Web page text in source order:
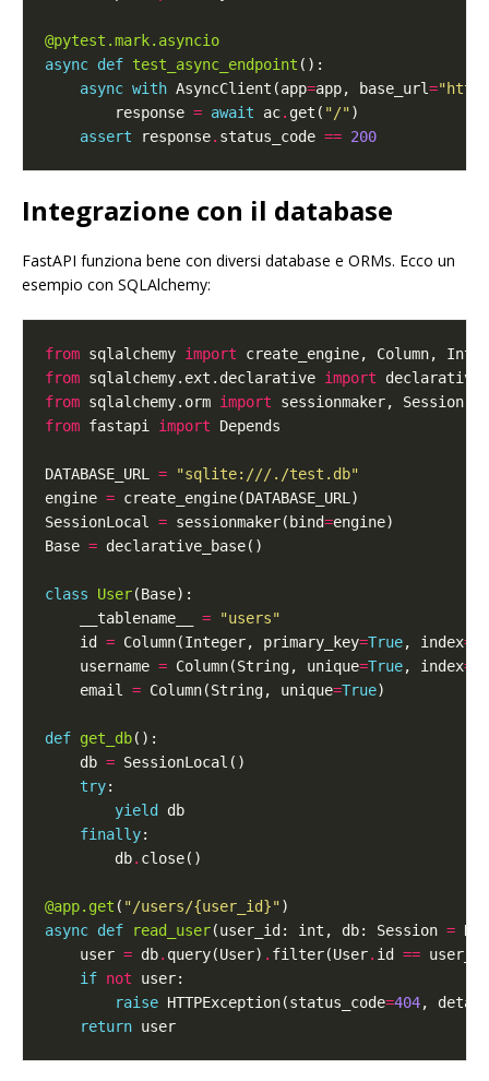
@pytest.mark.asyncio
async def test_async_endpoint
async with AsyncClient(app=app, base_url=
        response
= await ac. get( "/"
assert response. status_code == 200
Integrazione con il database
FastAPI funziona bene con diversi database e ORMs. Ecco un
esempio con SQLAlchemy:
from sqlalchemy import
from sqlalchemy.ext.declarative import
from sqlalchemy.orm import
from fastapi import
DATABASE_URL =
"sqlite:///./test.db"
engine =
SessionLocal = sessionmaker(bind=
Base =
class User
    __tablename__
=
"users"
    id
= Column(Integer, primary_key=True, index=
    username
= Column(String, unique=True, index=
    email
= Column(String, unique=True
def get_db
    db
=
try
yield
finally
        db
.
@app.get ( "/users/{user_id}"
async def read_user(user_id: int, db: Session =
    user
= db. query(User) . filter(User. id ==
if not
raise HTTPException(status_code=404, detail
return